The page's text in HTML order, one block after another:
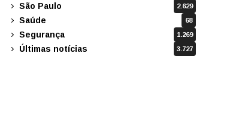
São Paulo 2.629
Saúde 68
Segurança 1.269
Últimas notícias 3.727